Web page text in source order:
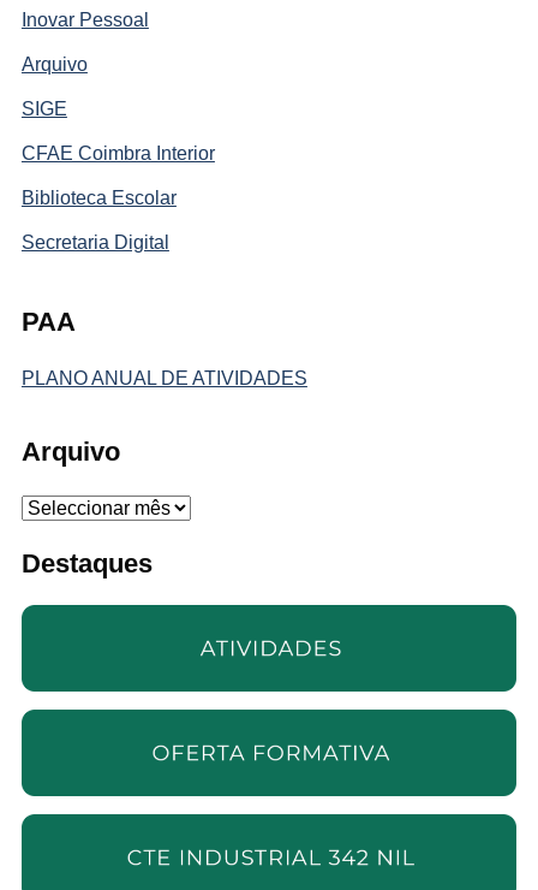
Inovar Pessoal
Arquivo
SIGE
CFAE Coimbra Interior
Biblioteca Escolar
Secretaria Digital
PAA
PLANO ANUAL DE ATIVIDADES
Arquivo
Arquivo
Destaques